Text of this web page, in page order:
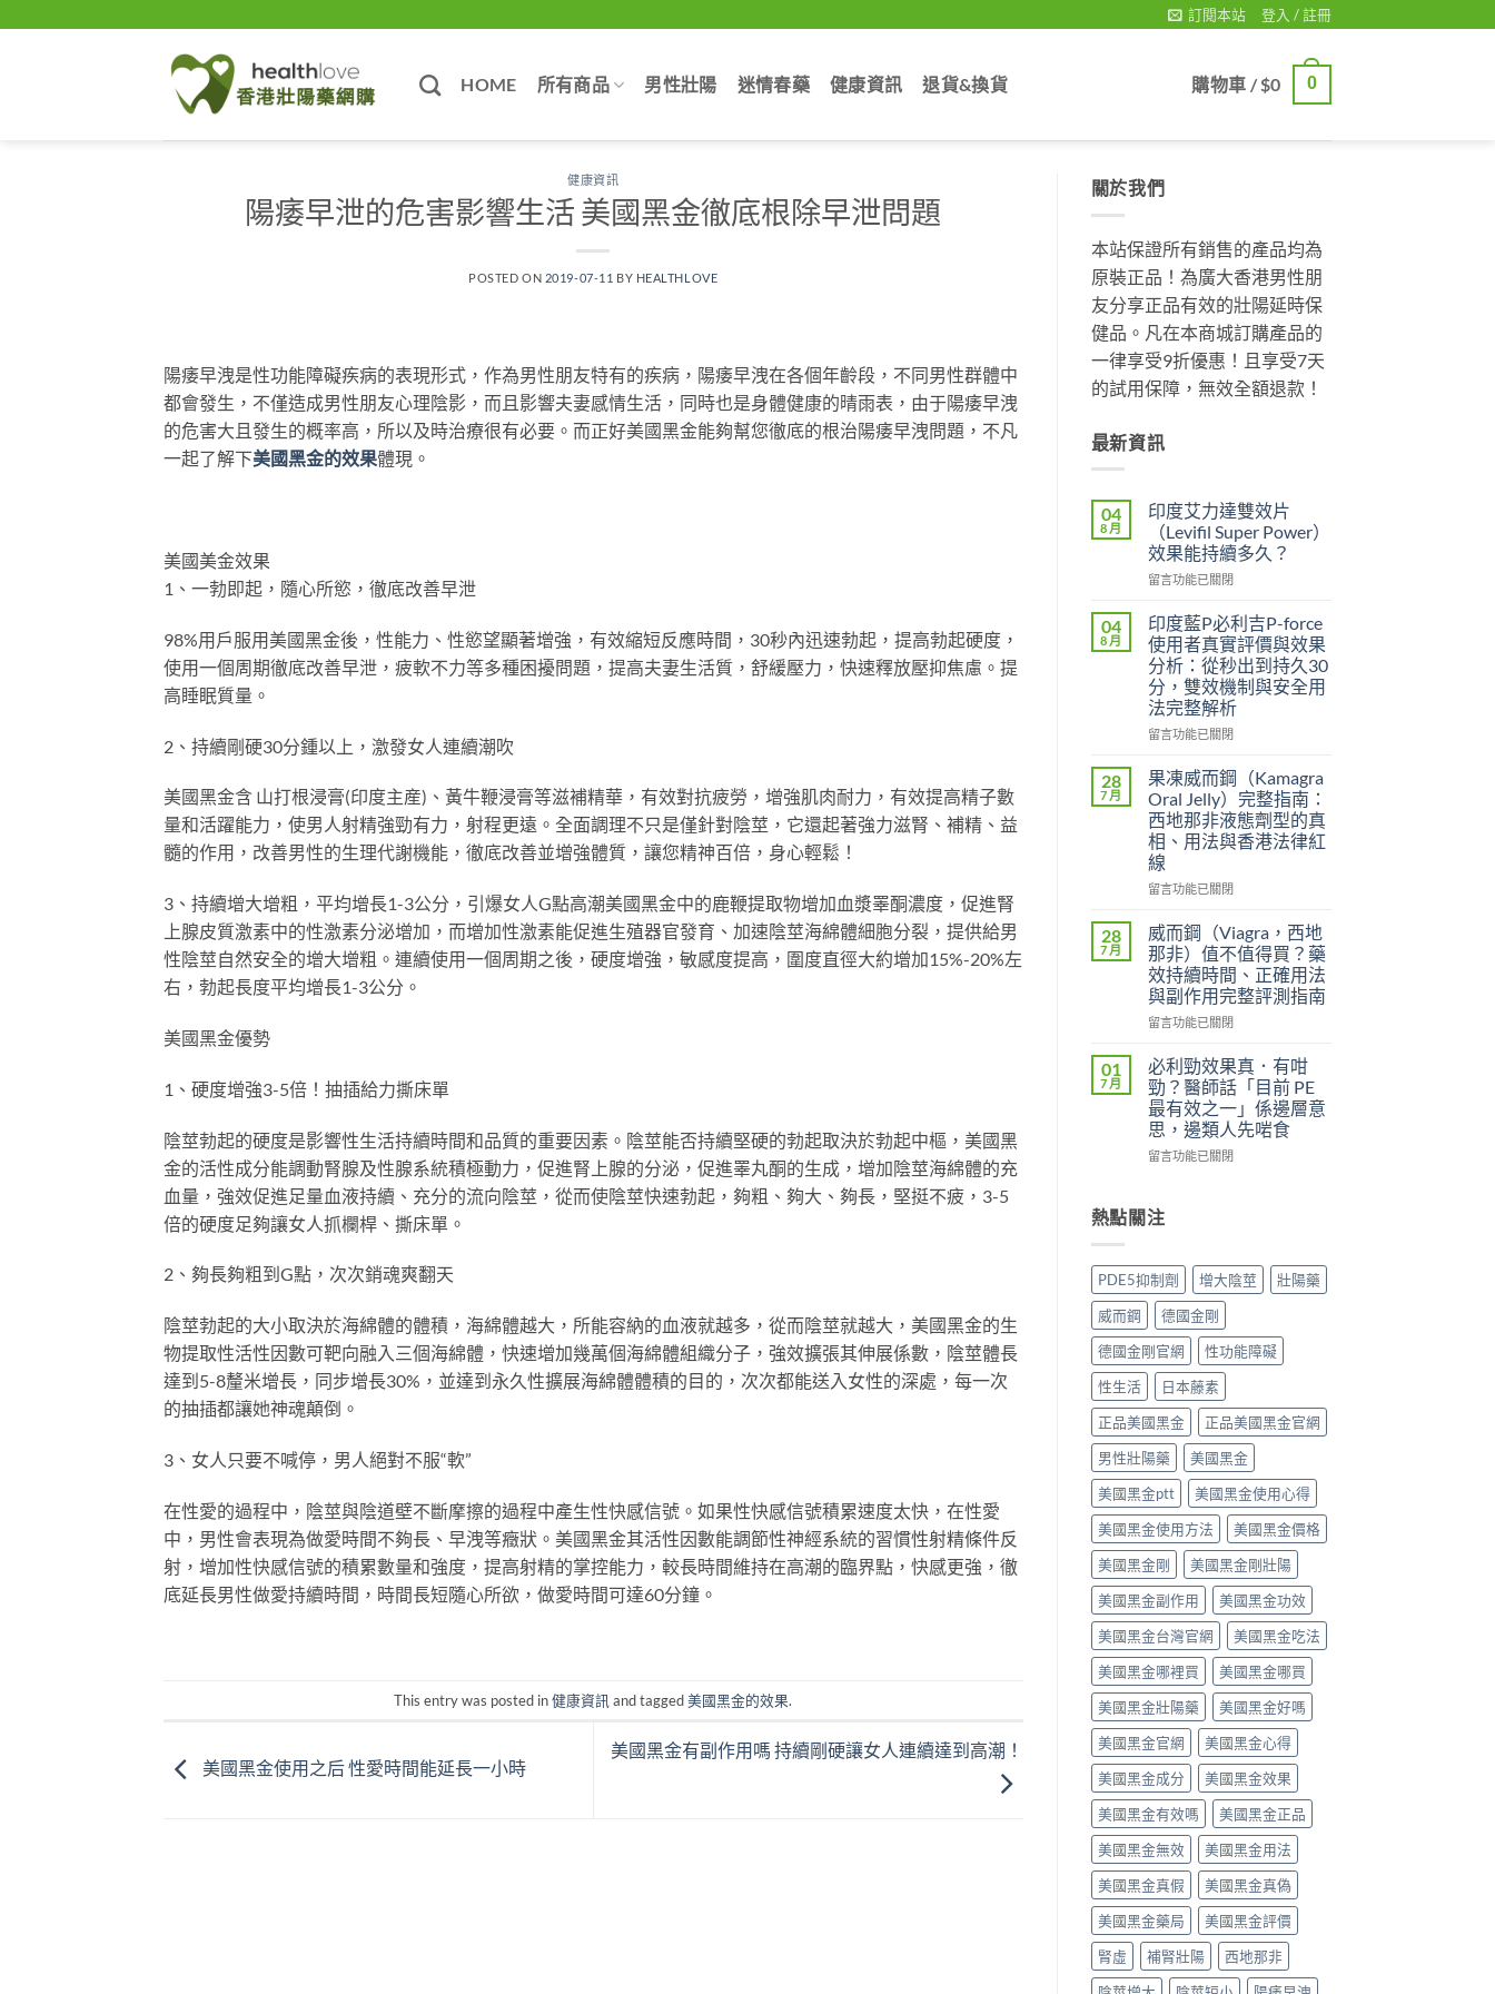
訂閱本站 登入 / 註冊
HOME 所有商品 男性壯陽 迷情春藥 健康資訊 退貨&換貨 購物車 /$0 0
健康資訊
陽痿早泄的危害影響生活 美國黑金徹底根除早泄問題
POSTED ON 2019-07-11 BY HEALTHLOVE
陽痿早洩是性功能障礙疾病的表現形式，作為男性朋友特有的疾病，陽痿早洩在各個年齡段，不同男性群體中
都會發生，不僅造成男性朋友心理陰影，而且影響夫妻感情生活，同時也是身體健康的晴雨表，由于陽痿早洩
的危害大且發生的概率高，所以及時治療很有必要。而正好美國黑金能夠幫您徹底的根治陽痿早洩問題，不凡
一起了解下美國黑金的效果體現。
美國美金效果
1、一勃即起，隨心所慾，徹底改善早泄
98%用戶服用美國黑金後，性能力、性慾望顯著增強，有效縮短反應時間，30秒內迅速勃起，提高勃起硬度，
使用一個周期徹底改善早泄，疲軟不力等多種困擾問題，提高夫妻生活質，舒緩壓力，快速釋放壓抑焦慮。提
高睡眠質量。
2、持續剛硬30分鍾以上，激發女人連續潮吹
美國黑金含 山打根浸膏(印度主産)、黃牛鞭浸膏等滋補精華，有效對抗疲勞，增強肌肉耐力，有效提高精子數
量和活躍能力，使男人射精強勁有力，射程更遠。全面調理不只是僅針對陰莖，它還起著強力滋腎、補精、益
髓的作用，改善男性的生理代謝機能，徹底改善並增強體質，讓您精神百倍，身心輕鬆！
3、持續增大增粗，平均增長1-3公分，引爆女人G點高潮美國黑金中的鹿鞭提取物增加血漿睪酮濃度，促進腎
上腺皮質激素中的性激素分泌增加，而增加性激素能促進生殖器官發育、加速陰莖海綿體細胞分裂，提供給男
性陰莖自然安全的增大增粗。連續使用一個周期之後，硬度增強，敏感度提高，圍度直徑大約增加15%-20%左
右，勃起長度平均增長1-3公分。
美國黑金優勢
1、硬度增強3-5倍！抽插給力撕床單
陰莖勃起的硬度是影響性生活持續時間和品質的重要因素。陰莖能否持續堅硬的勃起取決於勃起中樞，美國黑
金的活性成分能調動腎腺及性腺系統積極動力，促進腎上腺的分泌，促進睪丸酮的生成，增加陰莖海綿體的充
血量，強效促進足量血液持續、充分的流向陰莖，從而使陰莖快速勃起，夠粗、夠大、夠長，堅挺不疲，3-5
倍的硬度足夠讓女人抓欄桿、撕床單。
2、夠長夠粗到G點，次次銷魂爽翻天
陰莖勃起的大小取決於海綿體的體積，海綿體越大，所能容納的血液就越多，從而陰莖就越大，美國黑金的生
物提取性活性因數可靶向融入三個海綿體，快速增加幾萬個海綿體組織分子，強效擴張其伸展係數，陰莖體長
達到5-8釐米增長，同步增長30%，並達到永久性擴展海綿體體積的目的，次次都能送入女性的深處，每一次
的抽插都讓她神魂顛倒。
3、女人只要不喊停，男人絕對不服“軟”
在性愛的過程中，陰莖與陰道壁不斷摩擦的過程中產生性快感信號。如果性快感信號積累速度太快，在性愛
中，男性會表現為做愛時間不夠長、早洩等癥狀。美國黑金其活性因數能調節性神經系統的習慣性射精條件反
射，增加性快感信號的積累數量和強度，提高射精的掌控能力，較長時間維持在高潮的臨界點，快感更強，徹
底延長男性做愛持續時間，時間長短隨心所欲，做愛時間可達60分鐘。
This entry was posted in健康資訊 and tagged美國黑金的效果.
美國黑金使用之后 性愛時間能延長一小時
美國黑金有副作用嗎 持續剛硬讓女人連續達到高潮！
關於我們
本站保證所有銷售的產品均為
原裝正品！為廣大香港男性朋
友分享正品有效的壯陽延時保
健品。凡在本商城訂購產品的
一律享受9折優惠！且享受7天
的試用保障，無效全額退款！
最新資訊
04
8 月
印度艾力達雙效片
（Levifil Super Power）
效果能持續多久？
在
度
艾
力
達
雙
效
片
Super
Power）
效
果
能
持
續
中
留言功能已關閉
04
8 月
印度藍P必利吉P-force
使用者真實評價與效果
分析：從秒出到持久30
分，雙效機制與安全用
法完整解析
在
度
藍
P
必
利
吉
P-
用
者
真
實
評
與
效
果
分
析：
從
到
持
30
分，
雙
機
制
與
安
全
用
法
完
整
解
析〉
中
留言功能已關閉
28
7 月
果凍威而鋼（Kamagra
Oral Jelly）完整指南：
西地那非液態劑型的真
相、用法與香港法律紅
線
在
凍
威
而
鋼
（Kamagra
Oral
完
整
指
南：
西
地
液
態
型
的
真
相、
用
法
與
香
港
法
律
紅
線〉
中
留言功能已關閉
28
7 月
威而鋼（Viagra，西地
那非）值不值得買？藥
效持續時間、正確用法
與副作用完整評測指南
在
而
鋼
（Viagra，
西
地
那
不
值
買？
藥
效
持
續
時
間、
正
確
用
法
與
副
作
用
完
整
評
測
指
南〉
中
留言功能已關閉
01
7 月
必利勁效果真．有咁
勁？醫師話「目前 PE
最有效之一」係邊層意
思，邊類人先啱食
在
勁
效
真．
有
咁
勁？
醫
師
「目
前
PE
最
有
效
之
一」
係
邊
層
意
思，
邊
類
人
先
啱
食〉
中
留言功能已關閉
熱點關注
PDE5抑制劑 增大陰莖
壯陽藥
威而鋼
德國金剛
德國金剛官網
性功能障礙
性生活
日本藤素
正品美國黑金
正品美國黑金官網
男性壯陽藥
美國黑金
美國黑金ptt
美國黑金使用心得
美國黑金使用方法
美國黑金價格
美國黑金剛
美國黑金剛壯陽
美國黑金副作用
美國黑金功效
美國黑金台灣官網
美國黑金吃法
美國黑金哪裡買
美國黑金哪買
美國黑金壯陽藥
美國黑金好嗎
美國黑金官網
美國黑金心得
美國黑金成分
美國黑金效果
美國黑金有效嗎
美國黑金正品
美國黑金無效
美國黑金用法
美國黑金真假
美國黑金真偽
美國黑金藥局
美國黑金評價
腎虛
補腎壯陽
西地那非